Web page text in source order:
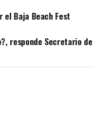
el Baja Beach Fest
responde Secretario de